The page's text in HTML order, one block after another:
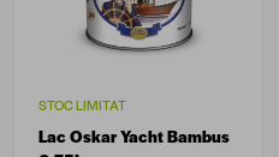
STOC LIMITAT
Lac Oskar Yacht Bambus